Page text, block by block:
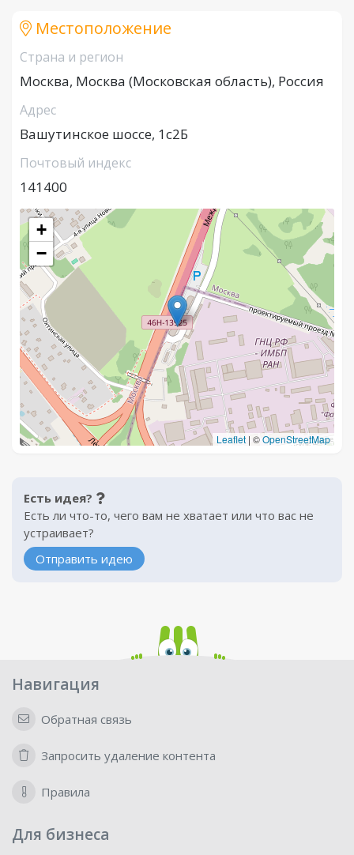
Местоположение
Страна и регион
Москва, Москва (Московская область), Россия
Адрес
Вашутинское шоссе, 1с2Б
Почтовый индекс
141400
+
−
Leaflet | ©OpenStreetMap
Есть идея?
Есть ли что-то, чего вам не хватает или что вас не
устраивает?
Отправить идею
Навигация
Обратная связь
Запросить удаление контента
Правила
Для бизнеса